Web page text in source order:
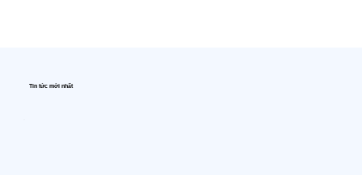
Tin tức mới nhất